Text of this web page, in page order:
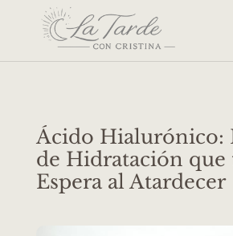
Ácido Hialurónico:
de Hidratación que
Espera al Atardecer